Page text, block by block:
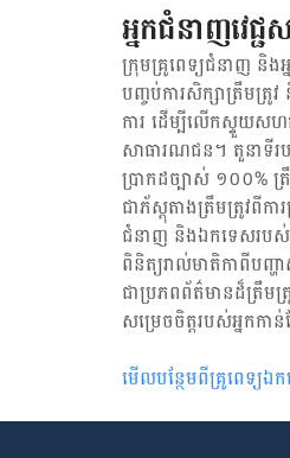
អ្នកជំនាញវេជ្
ក្រុមគ្រូពេទ្យជំនាញ និង​
បញ្ចប់ការសិក្សាត្រឹមត្រូ
ការ ដើម្បីលើកស្ទួយ​ស
សាធារណជន។ តួនាទីរប
ប្រាកដ​ច្បាស់ ១០០% ត្
ជា​ភ័ស្តុតាង​ត្រឹមត្រូវ​ពី​ក
ជំនាញ និង​ឯកទេស​របស់
ពិនិត្យ​រាល់​មាតិកា​ពី​បញ្
ជា​ប្រភព​ព័ត៌មាន​ដ៏​ត្រឹ
សម្រេចចិត្ត​របស់​អ្នក​កា
មើល​បន្ថែម​ពី​គ្រូពេទ្យ​ឯ